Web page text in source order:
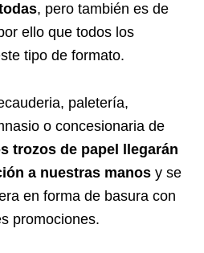
, pero también es de
ello que todos los
tipo de formato.
paletería,
o concesionaria de
trozos de papel llegarán
a nuestras manos y se
en forma de basura con
promociones.